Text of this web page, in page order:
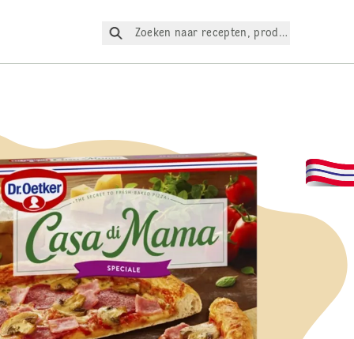
Zoeken naar recepten, producten, enz.